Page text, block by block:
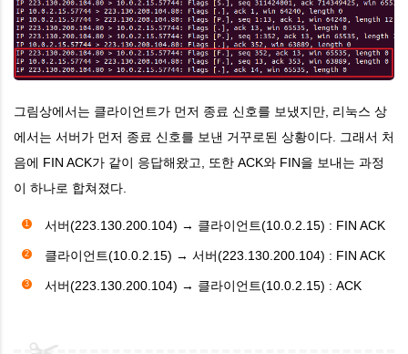
그림상에서는 클라이언트가 먼저 종료 신호를 보냈지만, 리눅스 상
에서는 서버가 먼저 종료 신호를 보낸 거꾸로된 상황이다. 그래서 처
음에 FIN ACK가 같이 응답해왔고, 또한 ACK와 FIN을 보내는 과정
이 하나로 합쳐졌다.
서버(223.130.200.104) → 클라이언트(10.0.2.15) : FIN ACK
클라이언트(10.0.2.15) → 서버(223.130.200.104) : FIN ACK
서버(223.130.200.104) → 클라이언트(10.0.2.15) : ACK